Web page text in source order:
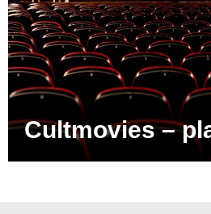
Cultmovies –